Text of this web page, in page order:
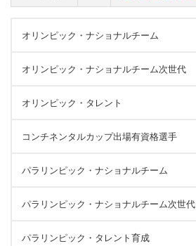
オリンピック・ナショナルチーム
オリンピック・ナショナルチーム次世代
オリンピック・タレント
コンチネンタルカップ出場有資格選手
パラリンピック・ナショナルチーム
パラリンピック・ナショナルチーム次世代
パラリンピック・タレント育成